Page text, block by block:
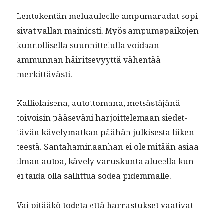
Lento­ken­tän melu­auleelle ampumara­dat sopi­
si­vat val­lan main­iosti. Myös ampuma­paiko­jen
kun­nol­lisel­la suun­nit­telul­la voidaan
ammunnan häir­it­sevyyt­tä vähen­tää
merkittävästi.
Kalli­o­laise­na, autot­tomana, met­sästäjänä
toivoisin pää­seväni har­joit­tele­maan siedet­
tävän käve­ly­matkan päähän julkises­ta liiken­
teestä. San­ta­ham­i­naan­han ei ole mitään asi­aa
ilman autoa, käve­ly varuskun­ta alueel­la kun
ei tai­da olla sal­lit­tua sodea pidemmälle.
Vai pitääkö tode­ta että har­ras­tuk­set vaa­ti­vat